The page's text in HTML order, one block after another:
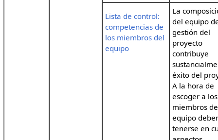
Lista de control:
competencias de
los miembros del
equipo
La
del equipo
gestión del
proyecto
contribuye
éxito del
A la hora de
escoger a los
miembros
equipo
tenerse en